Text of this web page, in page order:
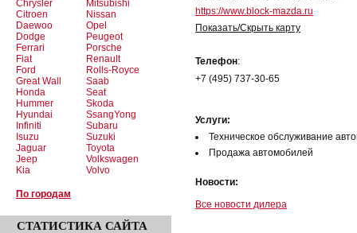
Chrysler
Citroen
Daewoo
Dodge
Ferrari
Fiat
Ford
Great Wall
Honda
Hummer
Hyundai
Infiniti
Isuzu
Jaguar
Jeep
Kia
Mitsubishi
Nissan
Opel
Peugeot
Porsche
Renault
Rolls-Royce
Saab
Seat
Skoda
SsangYong
Subaru
Suzuki
Toyota
Volkswagen
Volvo
По городам
СТАТИСТИКА САЙТА
https://www.block-mazda.ru
Показать/Скрыть карту
Телефон:
+7 (495) 737-30-65
Услуги:
Техническое обслуживание
Продажа автомобилей
Новости:
Все новости дилера